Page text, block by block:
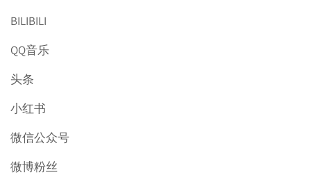
BILIBILI
QQ音乐
头条
小红书
微信公众号
微博粉丝